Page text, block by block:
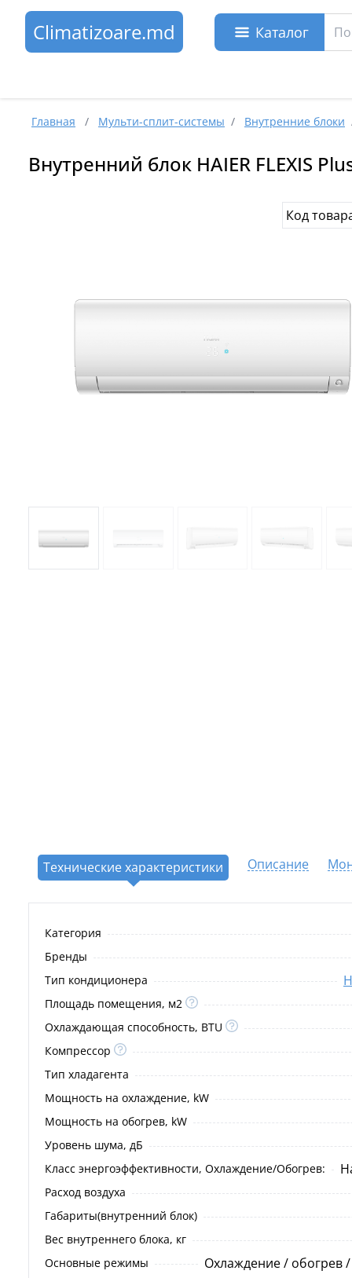
Climatizoare.md Каталог
Главная / Мульти-сплит-системы / Внутренние блоки
Внутренний блок HAIER FLEXIS
Код
Технические характеристики Описание
Категория
Бренды
Тип кондиционера
Площадь помещения, м2
Охлаждающая способность, BTU
Компрессор
Тип хладагента
Мощность на охлаждение, kW
Мощность на обогрев, kW
Уровень шума, дБ
Класс энергоэффективности, Охлаждение/Обогрев:
Расход воздуха
Габариты(внутренний блок)
Вес внутреннего блока, кг
Основные режимы Охлаждение / обогрев